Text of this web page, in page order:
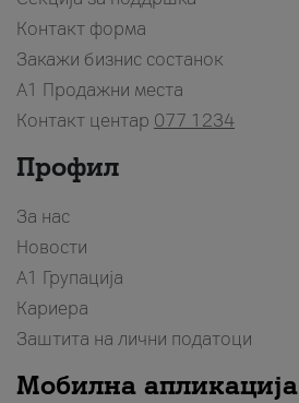
Контакт форма
Закажи бизнис состанок
A1 Продажни места
Контакт центар 077 1234
Профил
За нас
Новости
А1 Групација
Кариера
Заштита на лични податоци
Мобилна апликација